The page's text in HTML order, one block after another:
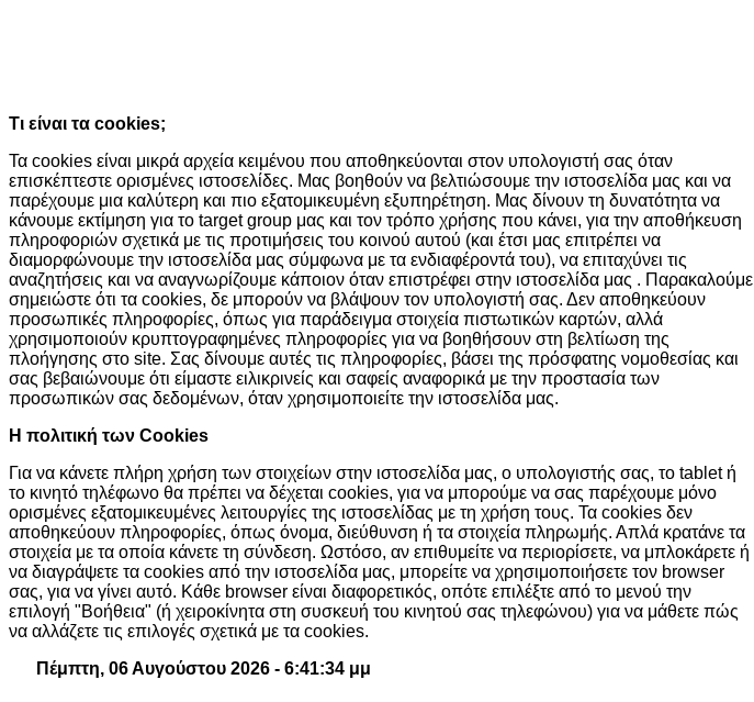
Τι είναι τα cookies;
Τα cookies είναι μικρά αρχεία κειμένου που αποθηκεύονται στον υπολογιστή σας όταν
επισκέπτεστε ορισμένες ιστοσελίδες. Μας βοηθούν να βελτιώσουμε την ιστοσελίδα μας και να
παρέχουμε μια καλύτερη και πιο εξατομικευμένη εξυπηρέτηση. Μας δίνουν τη δυνατότητα να
κάνουμε εκτίμηση για το target group μας και τον τρόπο χρήσης που κάνει, για την αποθήκευση
πληροφοριών σχετικά με τις προτιμήσεις του κοινού αυτού (και έτσι μας επιτρέπει να
διαμορφώνουμε την ιστοσελίδα μας σύμφωνα με τα ενδιαφέροντά του), να επιταχύνει τις
αναζητήσεις και να αναγνωρίζουμε κάποιον όταν επιστρέφει στην ιστοσελίδα μας . Παρακαλούμε
σημειώστε ότι τα cookies, δε μπορούν να βλάψουν τον υπολογιστή σας. Δεν αποθηκεύουν
προσωπικές πληροφορίες, όπως για παράδειγμα στοιχεία πιστωτικών καρτών, αλλά
χρησιμοποιούν κρυπτογραφημένες πληροφορίες για να βοηθήσουν στη βελτίωση της
πλοήγησης στο site. Σας δίνουμε αυτές τις πληροφορίες, βάσει της πρόσφατης νομοθεσίας και
σας βεβαιώνουμε ότι είμαστε ειλικρινείς και σαφείς αναφορικά με την προστασία των
προσωπικών σας δεδομένων, όταν χρησιμοποιείτε την ιστοσελίδα μας.
H πολιτική των Cookies
Για να κάνετε πλήρη χρήση των στοιχείων στην ιστοσελίδα μας, ο υπολογιστής σας, το tablet ή
το κινητό τηλέφωνο θα πρέπει να δέχεται cookies, για να μπορούμε να σας παρέχουμε μόνο
ορισμένες εξατομικευμένες λειτουργίες της ιστοσελίδας με τη χρήση τους. Τα cookies δεν
αποθηκεύουν πληροφορίες, όπως όνομα, διεύθυνση ή τα στοιχεία πληρωμής. Απλά κρατάνε τα
στοιχεία με τα οποία κάνετε τη σύνδεση. Ωστόσο, αν επιθυμείτε να περιορίσετε, να μπλοκάρετε ή
να διαγράψετε τα cookies από την ιστοσελίδα μας, μπορείτε να χρησιμοποιήσετε τον browser
σας, για να γίνει αυτό. Κάθε browser είναι διαφορετικός, οπότε επιλέξτε από το μενού την
επιλογή "Βοήθεια" (ή χειροκίνητα στη συσκευή του κινητού σας τηλεφώνου) για να μάθετε πώς
να αλλάζετε τις επιλογές σχετικά με τα cookies.
Πέμπτη, 06 Αυγούστου 2026 - 6:41:35 μμ